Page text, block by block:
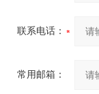
联系电话：
常用邮箱：